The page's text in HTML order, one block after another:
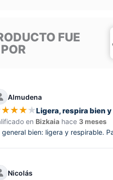
FUE
Almudena
★★★★Ligera, respira bien
en Bizkaia hace 3 meses
general bien: ligera y respirable.
Nicolás